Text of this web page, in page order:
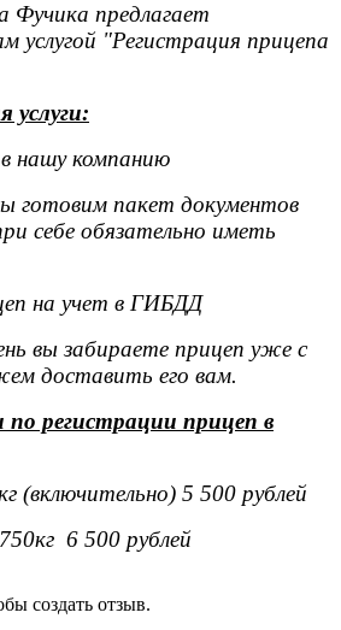
предлагает
услугой "Регистрация прицепа
услуги:
нашу компанию
готовим пакет документов
себе обязательно иметь
на учет в ГИБДД
вы забираете прицеп уже с
доставить его вам.
регистрации прицеп в
(включительно) 5 500 рублей
6 500 рублей
создать отзыв.